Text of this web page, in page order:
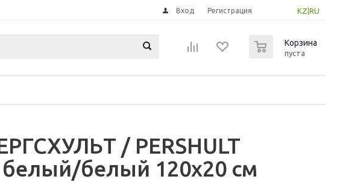
KZ RU
Вход Регистрация
Корзина
пуста
/ PERSHULT
белый 120x20 см